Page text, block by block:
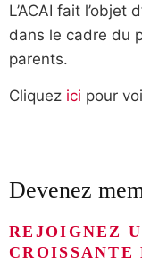
L’ACAI fait l’objet
dans le cadre du
parents.
Cliquez ici pour
Devenez
REJOIGNEZ
CROISSANTE